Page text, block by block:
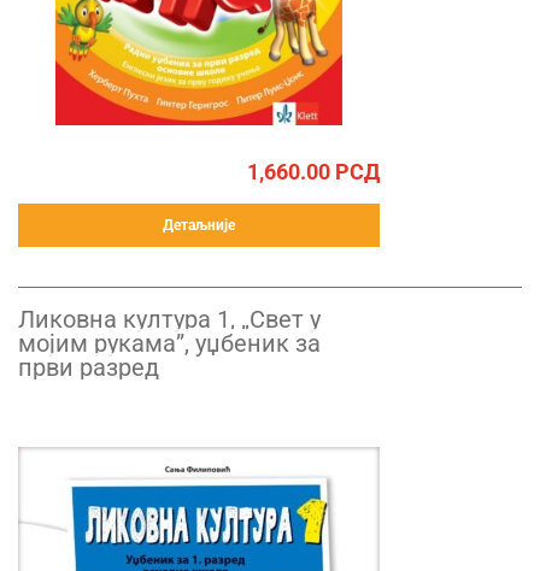
1,660.00 РСД
Детаљније
Ликовна култура 1, „Свет у
мојим рукама”, уџбеник за
први разред